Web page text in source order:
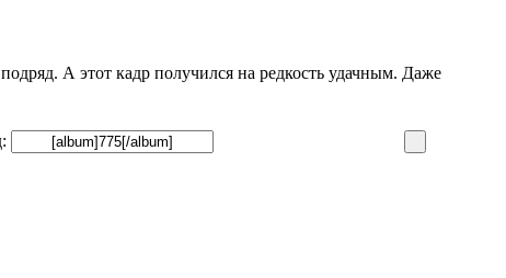
А этот кадр получился на редкость удачным. Даже